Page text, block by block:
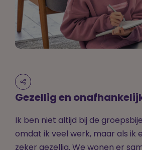
Gezellig en
Ik ben niet altijd bij de
omdat ik veel werk, maar als ik
zeker gezellig. We wonen er